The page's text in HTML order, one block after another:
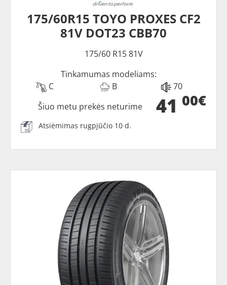
175/60R15 TOYO PROXES CF2
81V DOT23 CBB70
175/60 R15 81V
Tinkamumas modeliams:
C
B 70
41 00€
Šiuo metu prekės neturime
Atsiėmimas rugpjūčio 10 d.